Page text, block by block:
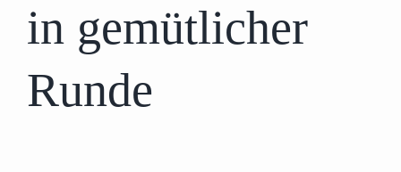
in gemütlicher
Runde